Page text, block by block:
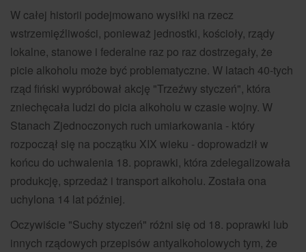
W całej historii podejmowano wysiłki na rzecz
wstrzemięźliwości, ponieważ jednostki, kościoły, rządy
lokalne, stanowe i federalne raz po raz dostrzegały, że
picie alkoholu może być problematyczne. W latach 40-tych
rząd fiński wypróbował akcję "Trzeźwy styczeń", która
zniechęcała ludzi do picia alkoholu w czasie wojny. W
Stanach Zjednoczonych ruch umiarkowania - który
rozpoczął się na początku XIX wieku - doprowadził w
końcu do uchwalenia 18. poprawki, która zdelegalizowała
produkcję, sprzedaż i transport alkoholu. Została ona
uchylona 14 lat później.
Oczywiście "Suchy styczeń" różni się od 18. poprawki lub
innych rządowych przepisów antyalkoholowych tym, że